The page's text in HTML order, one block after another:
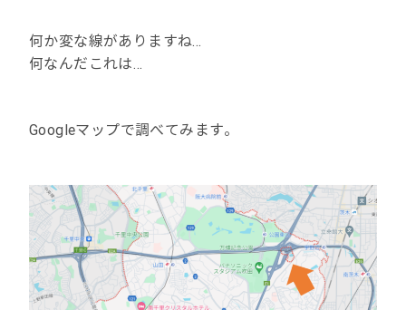
何か変な線がありますね…
何なんだこれは…
Googleマップで調べてみます。